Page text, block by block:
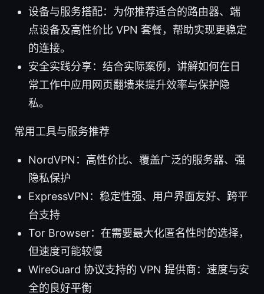
设备与服务搭配：为你推荐适合的路由器、端
点设备及高性价比 VPN 套餐，帮助实现更稳定
的连接。
安全实践分享：结合实际案例，讲解如何在日
常工作中应用网页翻墙来提升效率与保护隐
私。
常用工具与服务推荐
NordVPN：高性价比、覆盖广泛的服务器、强
隐私保护
ExpressVPN：稳定性强、用户界面友好、跨平
台支持
Tor Browser：在需要最大化匿名性时的选择，
但速度可能较慢
WireGuard 协议支持的 VPN 提供商：速度与安
全的良好平衡